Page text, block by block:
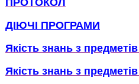
ПРОТОКОЛ
ДІЮЧІ ПРОГРАМИ
Якість знань з
Якість знань з